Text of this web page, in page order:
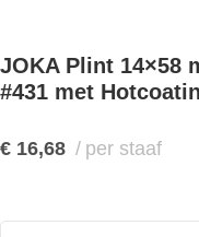
JOKA Plint 14×58
#431 met
€ 16,68 per staaf